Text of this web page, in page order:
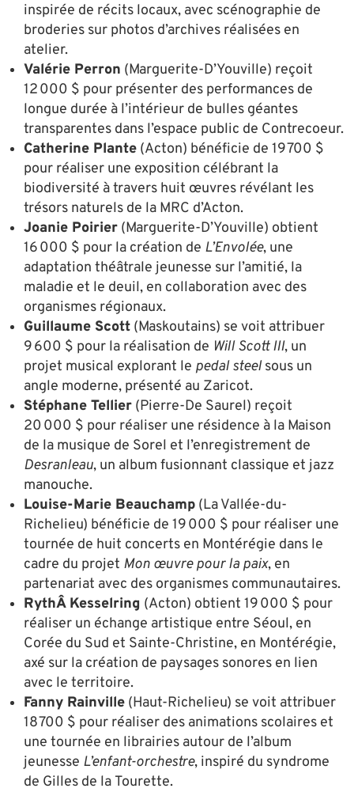
inspirée de récits locaux, avec scénographie de
broderies sur photos d’archives réalisées en
atelier.
Valérie Perron (Marguerite-D’Youville) reçoit
12 000 $ pour présenter des performances de
longue durée à l’intérieur de bulles géantes
transparentes dans l’espace public de Contrecoeur.
Catherine Plante (Acton) bénéficie de 19 700 $
pour réaliser une exposition célébrant la
biodiversité à travers huit œuvres révélant les
trésors naturels de la MRC d’Acton.
Joanie Poirier (Marguerite-D’Youville) obtient
16 000 $ pour la création de L’Envolée, une
adaptation théâtrale jeunesse sur l’amitié, la
maladie et le deuil, en collaboration avec des
organismes régionaux.
Guillaume Scott (Maskoutains) se voit attribuer
9 600 $ pour la réalisation de Will Scott III, un
projet musical explorant le pedal steelsous un
angle moderne, présenté au Zaricot.
Stéphane Tellier (Pierre-De Saurel) reçoit
20 000 $ pour réaliser une résidence à la Maison
de la musique de Sorel et l’enregistrement de
Desranleau, un album fusionnant classique et jazz
manouche.
Louise-Marie Beauchamp (La Vallée-du-
Richelieu) bénéficie de 19 000 $ pour réaliser une
tournée de huit concerts en Montérégie dans le
cadre du projet Mon œuvre pour la paix, en
partenariat avec des organismes communautaires.
RythÂ Kesselring (Acton) obtient 19 000 $ pour
réaliser un échange artistique entre Séoul, en
Corée du Sud et Sainte-Christine, en Montérégie,
axé sur la création de paysages sonores en lien
avec le territoire.
Fanny Rainville (Haut-Richelieu) se voit attribuer
18 700 $ pour réaliser des animations scolaires et
une tournée en librairies autour de l’album
jeunesse L’enfant-orchestre, inspiré du syndrome
de Gilles de la Tourette.